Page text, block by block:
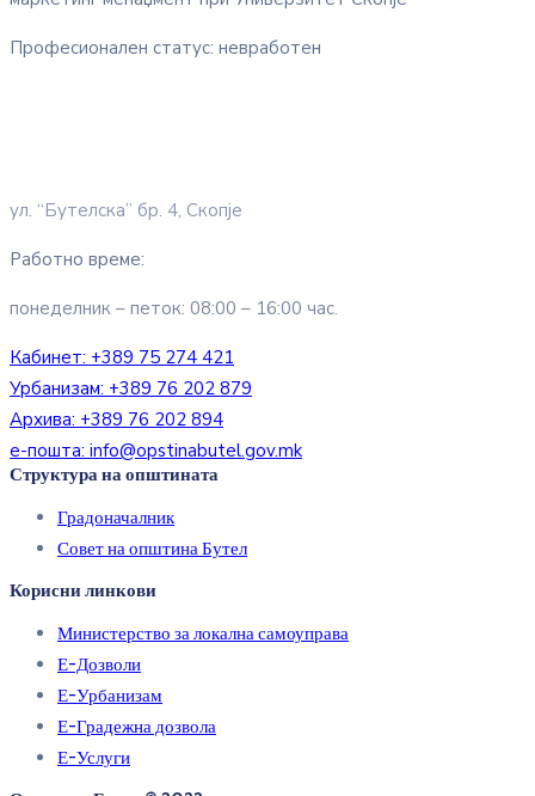
Професионален статус: невработен
ул. “Бутелска” бр. 4, Скопје
Работно време:
понеделник – петок: 08:00 – 16:00 час.
Кабинет: +389 75 274 421
Урбанизам: +389 76 202 879
Архива: +389 76 202 894
е-пошта: info@opstinabutel.gov.mk
Структура на општината
Градоначалник
Совет на општина Бутел
Корисни линкови
Министерство за локална самоуправа
Е-Дозволи
Е-Урбанизам
Е-Градежна дозвола
Е-Услуги